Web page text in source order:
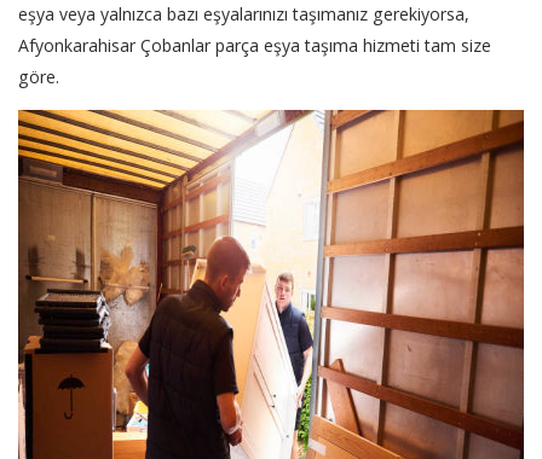
eşya veya yalnızca bazı eşyalarınızı taşımanız gerekiyorsa,
Afyonkarahisar Çobanlar parça eşya taşıma hizmeti tam size
göre.